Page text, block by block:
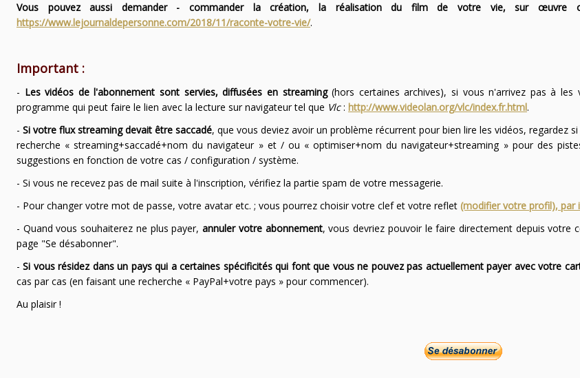
Vous pouvez aussi demander - commander la création, la réalisation du film de votre vie, sur œuvre
https://www.lejournaldepersonne.com/2018/11/raconte-votre-vie/.
Important :
- Les vidéos de l'abonnement sont servies, diffusées en streaming(hors certaines archives), si vous n'arrivez pas à
programme qui peut faire le lien avec la lecture sur navigateur tel que Vlc: http://www.videolan.org/vlc/index.fr.html.
- Si votre flux streaming devait être saccadé, que vous deviez avoir un problème récurrent pour bien lire les vidéos,
recherche « streaming+saccadé+nom du navigateur » et / ou « optimiser+nom du navigateur+streaming » pour des
suggestions en fonction de votre cas / configuration / système.
- Si vous ne recevez pas de mail suite à l'inscription, vérifiez la partie spam de votre messagerie.
- Pour changer votre mot de passe, votre avatar etc. ; vous pourrez choisir votre clef et votre reflet (modifier votre profil), par
- Quand vous souhaiterez ne plus payer,annuler votre abonnement, vous devriez pouvoir le faire directement depuis votre
page "Se désabonner".
-Si vous résidez dans un pays qui a certaines spécificités qui font que vous ne pouvez pas actuellement payer avec votre
cas par cas (en faisant une recherche « PayPal+votre pays » pour commencer).
Au plaisir !